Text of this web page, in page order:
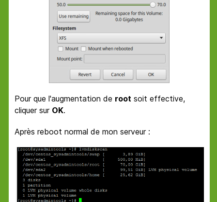
Pour que l'augmentation de root soit effective,
cliquer sur OK.
Après reboot normal de mon serveur :